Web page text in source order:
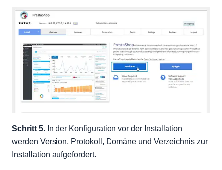
Schritt 5. In der Konfiguration vor der Installation
werden Version, Protokoll, Domäne und Verzeichnis zur
Installation aufgefordert.